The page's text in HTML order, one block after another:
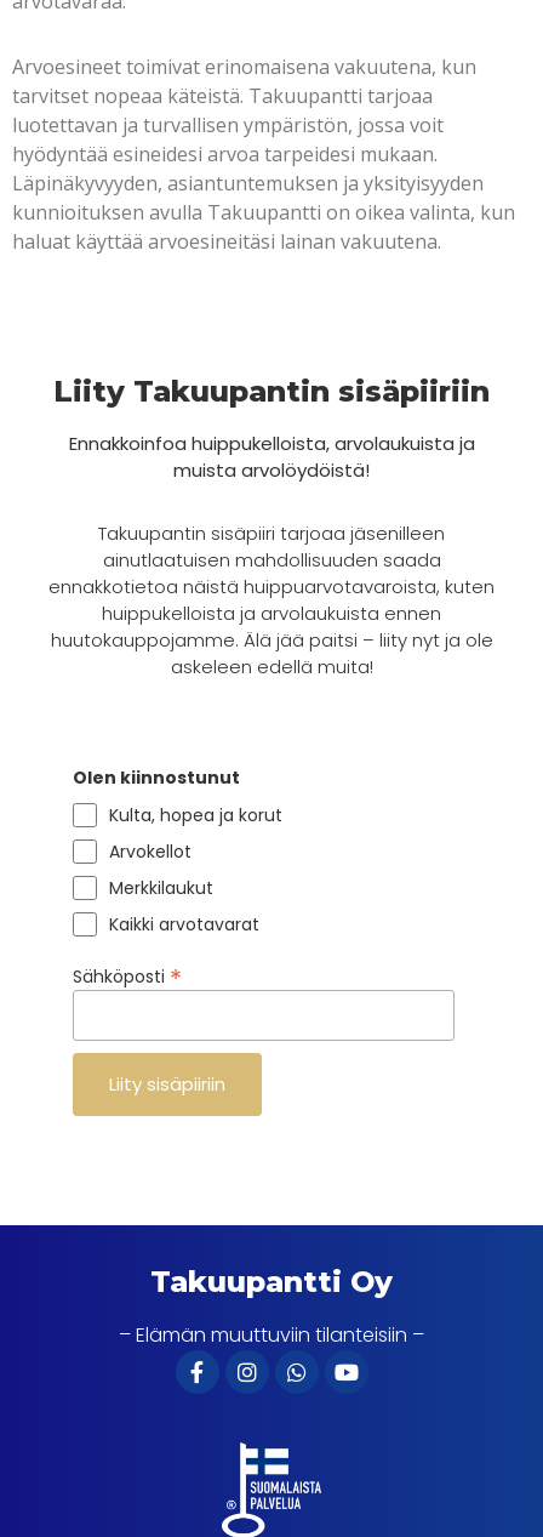
Arvoesineet toimivat erinomaisena vakuutena, kun
tarvitset nopeaa käteistä. Takuupantti tarjoaa
luotettavan ja turvallisen ympäristön, jossa voit
hyödyntää esineidesi arvoa tarpeidesi mukaan.
Läpinäkyvyyden, asiantuntemuksen ja yksityisyyden
kunnioituksen avulla Takuupantti on oikea valinta, kun
haluat käyttää arvoesineitäsi lainan vakuutena.
Liity Takuupantin sisäpiiriin
Ennakkoinfoa huippukelloista, arvolaukuista ja
muista arvolöydöistä!
Takuupantin sisäpiiri tarjoaa jäsenilleen
ainutlaatuisen mahdollisuuden saada
ennakkotietoa näistä huippuarvotavaroista, kuten
huippukelloista ja arvolaukuista ennen
huutokauppojamme. Älä jää paitsi – liity nyt ja ole
askeleen edellä muita!
Olen kiinnostunut
Kulta, hopea ja korut
Arvokellot
Merkkilaukut
Kaikki arvotavarat
Sähköposti *
Takuupantti Oy
– Elämän muuttuviin tilanteisiin –